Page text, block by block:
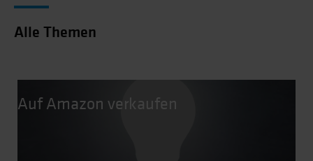
Alle Themen
Auf Amazon verkaufen